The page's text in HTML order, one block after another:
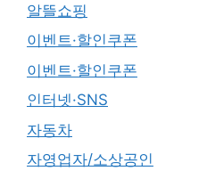
알뜰쇼핑
이벤트·할인쿠폰
이벤트·할인쿠폰
인터넷·SNS
자동차
자영업자/소상공인